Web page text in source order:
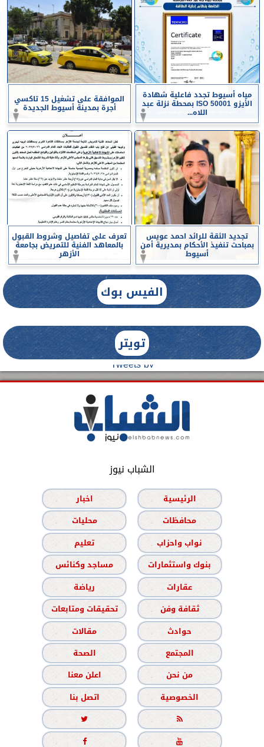
مياه أسيوط تجدد فاعلية شهادة
الأيزو ISO 50001 بمحطة نزلة عبد
اللاه...
الموافقة على تشغيل 15 تاكسي
أجرة بمدينة أسيوط الجديدة
تجديد الثقة للرائد احمد عويس
بمباحث تنفيذ الأحكام بمديرية أمن
أسيوط
تعرف على تفاصيل وشروط القبول
بالمعاهد الفنية للتمريض بجامعة
الأزهر
الفيس بوك
تويتر
Tweets by
الشباب نيوز
الرئيسية
اخبار
محافظات
محليات
نواب واحزاب
تعليم
بنوك واستثمارات
مساجد وكنائس
عقارات
رياضة
ثقافة وفن
تحقيقات ومتابعات
حوادث
مقالات
المجتمع
الصحة
من نحن
اعلن معنا
الخصوصية
اتصل بنا



